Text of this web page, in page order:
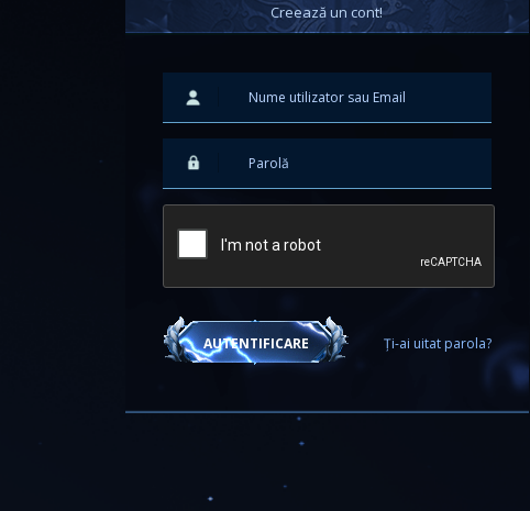
Creează un cont!
AUTENTIFICARE Ți-ai uitat parola?